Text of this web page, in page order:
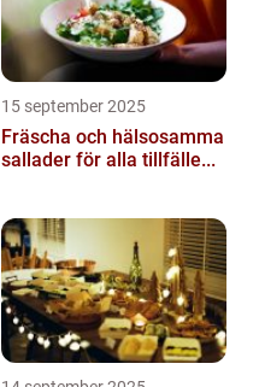
15 september 2025
Fräscha och hälsosamma
sallader för alla tillfälle...